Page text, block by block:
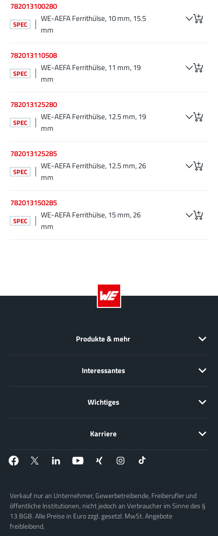
782013100280
SPEC
WE-AEFA Ferrithülse, 10 mm, 15.5
mm
782013110508
SPEC
WE-AEFA Ferrithülse, 11 mm, 19
mm
782013125280
SPEC
WE-AEFA Ferrithülse, 12.5 mm, 19
mm
782013125285
SPEC
WE-AEFA Ferrithülse, 12.5 mm, 26
mm
782013150285
SPEC
WE-AEFA Ferrithülse, 15 mm, 26
mm
Produkte & mehr
Interessantes
Wichtiges
Karriere
Verkauf nur an Unternehmer, Gewerbetreibende, Freiberufler und
öffentliche Institutionen, nicht jedoch an Verbraucher im Sinne des §
13 BGB. Alle Preise in Euro zzgl. gesetzl. MwSt. Angebote
freibleibend.